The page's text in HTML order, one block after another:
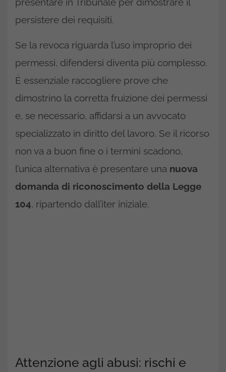
presentare in Tribunale per dimostrare il
persistere dei requisiti.
Se la revoca riguarda l’uso improprio dei
permessi, difendersi diventa più complesso.
È essenziale raccogliere prove che
dimostrino la corretta fruizione dei permessi
e, se necessario, affidarsi a un avvocato
specializzato in diritto del lavoro. Se il ricorso
non va a buon fine o i termini scadono,
l’unica alternativa è presentare una nuova
domanda di riconoscimento della Legge
104, ripartendo dall’iter iniziale.
Attenzione agli abusi: rischi e